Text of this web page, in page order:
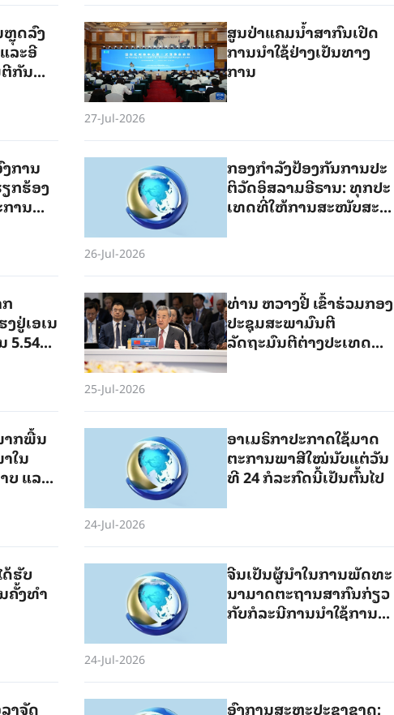
ວີການຮ່ວມມື
ຫຼຸດ​ລົງ​
ລະ​ອີ​
ກັນ
ສູນ​ປ່າ​ແຄມ​ນ້ຳ​ສາ​ກົນເປີດ​
ການ​ນຳ​ໃຊ້​ຢ່າງ​ເປັນ​ທາງ​
ການ
27-Jul-2026
ການ
ກຮ້ອງ
ານ
ກອງກຳ​ລັງ​ປ້ອງ​ກັນ​ການ​ປະ​
ຕິ​ວັດ​ອິ​ສ​ລາມ​ອີ​ຣານ: ທຸກ​ປະ​
ເທດ​ທີ່​ໃຫ້​ການ​ສະ​ໜັບ​ສະ​
ໝາຍ” ຂອງ​ອີ​ຣານ
26-Jul-2026
ຢູ່ເອເນ
5.546
ທ່ານ ຫວາງຢີ້ ເຂົ້າຮ່ວມກອງ
ປະຊຸມສະພາມົນຕີ
ລັດຖະມົນຕີຕ່າງປະເທດ
25-Jul-2026
າກ​ພື້ນ​
ໃນ​
ບ ແລະ
ອາ​ເມ​ຣິ​ກາ​ປະ​ກາດ​ໃຊ້​ມາດ​
ຕະ​ການ​ພາ​ສີ​ໃໝ່​ນັບແຕ່​ວັນ​
ທີ 24 ກໍ​ລະ​ກົດ​ນີ້​ເປັນ​ຕົ້ນ​ໄປ
24-Jul-2026
ຮັບ​
ຄັ້ງ​ທຳ​
ຈີນເປັນ​ຜູ້​ນຳ​ໃນ​ການ​ພັດ​ທະ​
ນາ​ມາດ​ຕະ​ຖານ​ສາ​ກົນ​ກ່ຽວ​
ກັບ​ກໍ​ລະ​ນີ​ການ​ນຳ​ໃຊ້​ການ​ຜ​
24-Jul-2026
າ​ຈັດ​ ອົງ​ການ​ສະ​ຫະ​ປະ​ຊາ​ຊາດ: